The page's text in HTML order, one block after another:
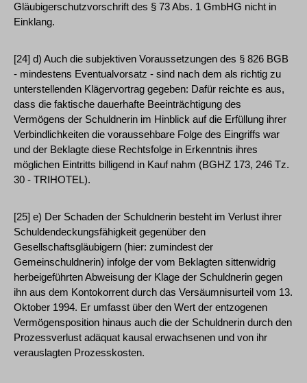
Gläubigerschutzvorschrift des § 73 Abs. 1 GmbHG nicht in
Einklang.
[24] d) Auch die subjektiven Voraussetzungen des § 826 BGB
- mindestens Eventualvorsatz - sind nach dem als richtig zu
unterstellenden Klägervortrag gegeben: Dafür reichte es aus,
dass die faktische dauerhafte Beeinträchtigung des
Vermögens der Schuldnerin im Hinblick auf die Erfüllung ihrer
Verbindlichkeiten die voraussehbare Folge des Eingriffs war
und der Beklagte diese Rechtsfolge in Erkenntnis ihres
möglichen Eintritts billigend in Kauf nahm (BGHZ 173, 246 Tz.
30 - TRIHOTEL).
[25] e) Der Schaden der Schuldnerin besteht im Verlust ihrer
Schuldendeckungsfähigkeit gegenüber den
Gesellschaftsgläubigern (hier: zumindest der
Gemeinschuldnerin) infolge der vom Beklagten sittenwidrig
herbeigeführten Abweisung der Klage der Schuldnerin gegen
ihn aus dem Kontokorrent durch das Versäumnisurteil vom 13.
Oktober 1994. Er umfasst über den Wert der entzogenen
Vermögensposition hinaus auch die der Schuldnerin durch den
Prozessverlust adäquat kausal erwachsenen und von ihr
verauslagten Prozesskosten.